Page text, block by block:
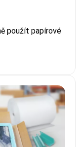
použít papírové